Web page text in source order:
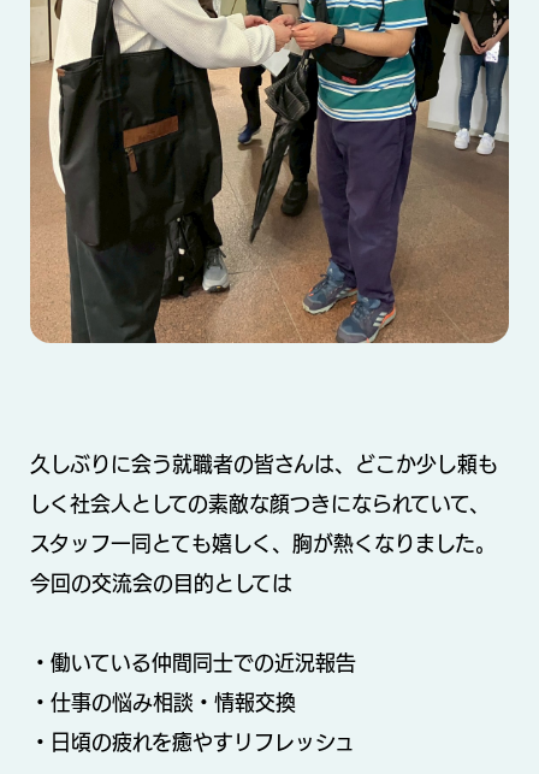
久しぶりに会う就職者の皆さんは、どこか少し頼も
しく社会人としての素敵な顔つきになられていて、
スタッフ一同とても嬉しく、胸が熱くなりました。
今回の交流会の目的としては
・働いている仲間同士での近況報告
・仕事の悩み相談・情報交換
・日頃の疲れを癒やすリフレッシュ